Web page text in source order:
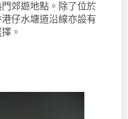
郊遊地點。除了位於
仔水塘道沿線亦設有
。